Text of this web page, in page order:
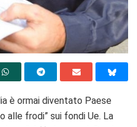
è ormai diventato Paese
alle frodi” sui fondi Ue. La